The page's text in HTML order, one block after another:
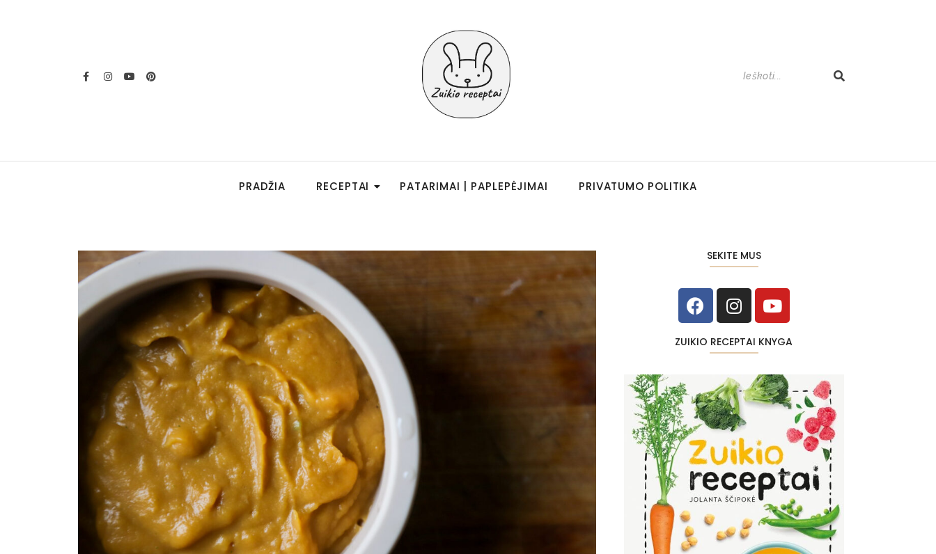
PRADŽIA RECEPTAI PATARIMAI | PAPLEPĖJIMAI PRIVATUMO POLITIKA
SEKITE MUS
ZUIKIO RECEPTAI KNYGA